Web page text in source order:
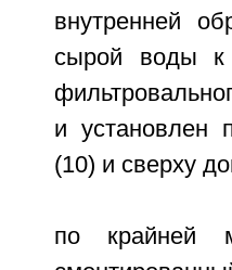
внутренней
сырой воды к
и установлен
(10) и сверху
по крайней